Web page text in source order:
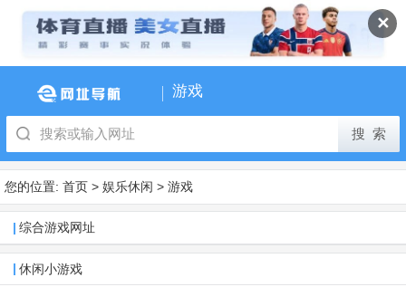
✕
游戏
您的位置: 首页 > 娱乐休闲 > 游戏
综合游戏网址
休闲小游戏